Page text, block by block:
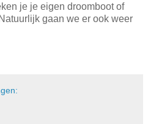
je je eigen droomboot of
gaan we er ook weer